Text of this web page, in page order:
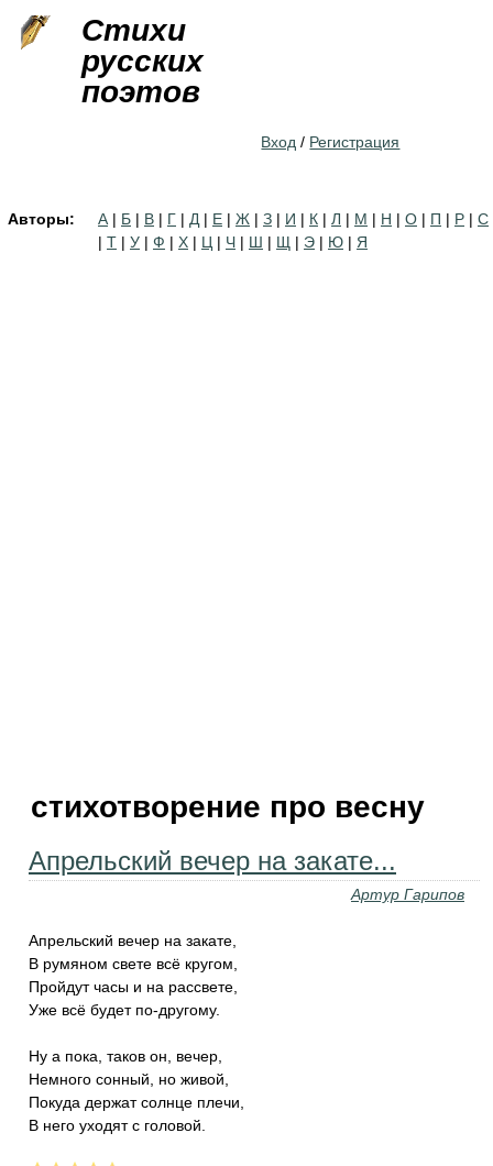
Стихи
русских
поэтов
Вход / Регистрация
Авторы: А | Б | В | Г | Д | Е | Ж | З | И | К | Л | М | Н | О | П | Р | С
| Т | У | Ф | Х | Ц | Ч | Ш | Щ | Э | Ю | Я
стихотворение про весну
Апрельский вечер на закате...
Артур Гарипов
Апрельский вечер на закате,
В румяном свете всё кругом,
Пройдут часы и на рассвете,
Уже всё будет по-другому.
Ну а пока, таков он, вечер,
Немного сонный, но живой,
Покуда держат солнце плечи,
В него уходят с головой.